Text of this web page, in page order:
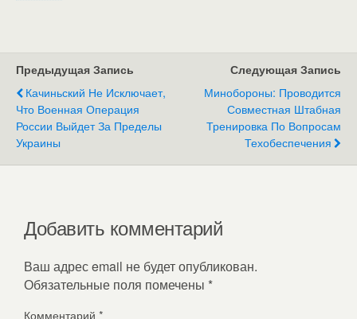
Предыдущая Запись
Качиньский Не Исключает,
Что Военная Операция
России Выйдет За Пределы
Украины
Следующая Запись
Минобороны: Проводится
Совместная Штабная
Тренировка По Вопросам
Техобеспечения
Добавить комментарий
Ваш адрес email не будет опубликован.
Обязательные поля помечены *
Комментарий *